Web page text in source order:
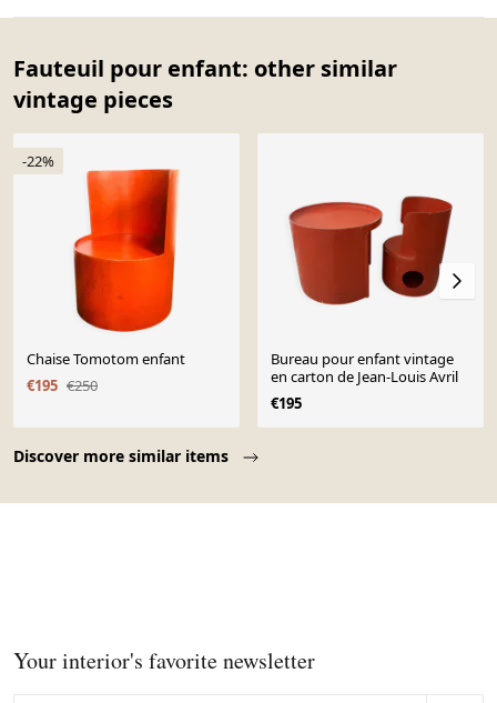
Fauteuil pour enfant: other similar
vintage pieces
Discover more similar items
-22%
Chaise Tomotom enfant
€195 €250
Bureau pour enfant vintage
en carton de Jean-Louis Avril
€195
Your interior's favorite newsletter